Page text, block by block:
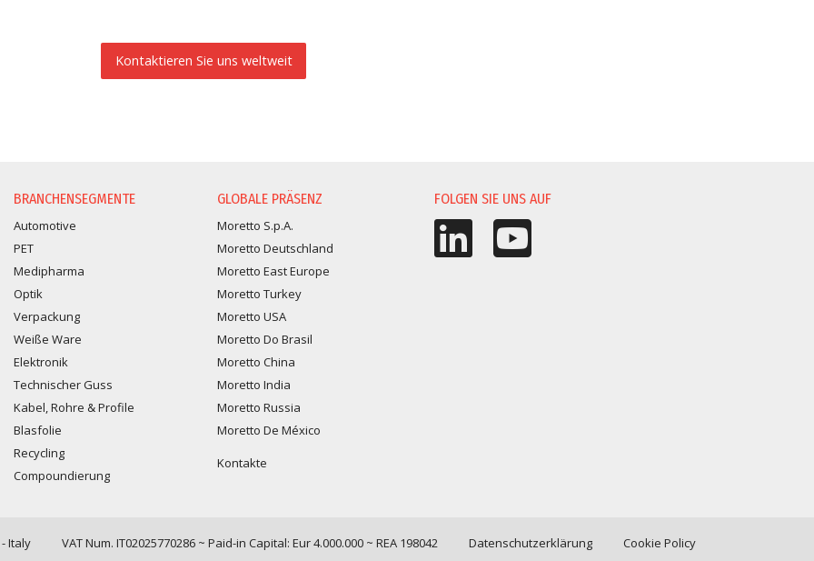
Kontaktieren Sie uns weltweit
BRANCHENSEGMENTE
Automotive
PET
Medipharma
Optik
Verpackung
Weiße Ware
Elektronik
Technischer Guss
Kabel, Rohre & Profile
Blasfolie
Recycling
Compoundierung
GLOBALE PRÄSENZ
Moretto S.p.A.
Moretto Deutschland
Moretto East Europe
Moretto Turkey
Moretto USA
Moretto Do Brasil
Moretto China
Moretto India
Moretto Russia
Moretto De México
Kontakte
FOLGEN SIE UNS AUF
Italy VAT Num. IT02025770286 ~ Paid-in Capital: Eur 4.000.000 ~ REA 198042 Datenschutzerklärung Cookie Policy